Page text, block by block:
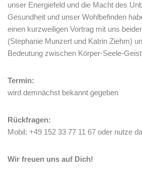
unser Energiefeld und die Macht des
Gesundheit und unser Wohlbefinden
einen kurzweiligen Vortrag mit uns
(Stephanie Munzert und Katrin Ziehm)
Bedeutung zwischen Körper-Seele-
Termin:
wird demnächst bekannt gegeben
Rückfragen:
Mobil: +49 152 33 77 11 67 oder nutze
Wir freuen uns auf Dich!